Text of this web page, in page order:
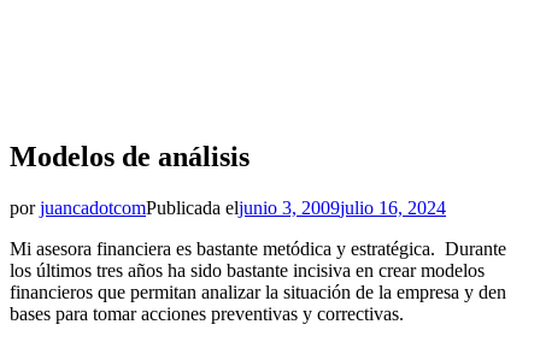
Modelos de análisis
porjuancadotcomPublicada eljunio 3, 2009julio 16, 2024
Mi asesora financiera es bastante metódica y estratégica. Durante
los últimos tres años ha sido bastante incisiva en crear modelos
financieros que permitan analizar la situación de la empresa y den
bases para tomar acciones preventivas y correctivas.